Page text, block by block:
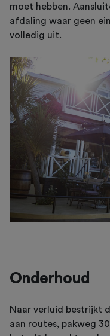
moet hebben.
afdaling waar geen
volledig uit.
Onderhoud
Naar verluid bestrijkt
aan routes, pakweg